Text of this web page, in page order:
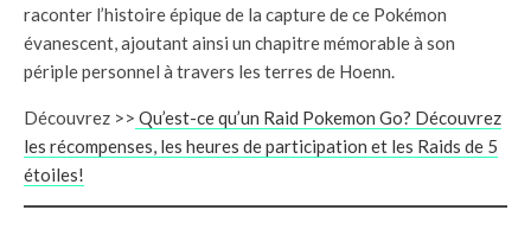
raconter l’histoire épique de la capture de ce Pokémon
évanescent, ajoutant ainsi un chapitre mémorable à son
périple personnel à travers les terres de Hoenn.
Découvrez >> Qu’est-ce qu’un Raid Pokemon Go? Découvrez
les récompenses, les heures de participation et les Raids de 5
étoiles!